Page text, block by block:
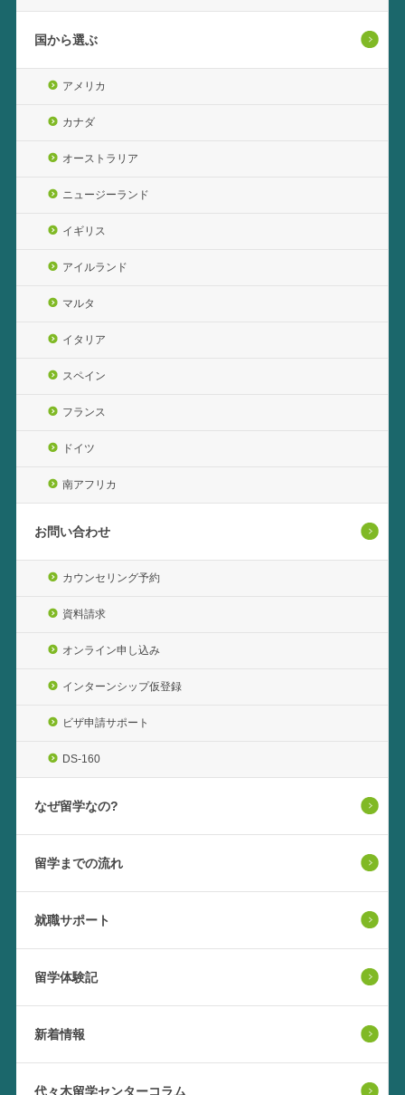
国から選ぶ
アメリカ
カナダ
オーストラリア
ニュージーランド
イギリス
アイルランド
マルタ
イタリア
スペイン
フランス
ドイツ
南アフリカ
お問い合わせ
カウンセリング予約
資料請求
オンライン申し込み
インターンシップ仮登録
ビザ申請サポート
DS-160
なぜ留学なの?
留学までの流れ
就職サポート
留学体験記
新着情報
代々木留学センターコラム